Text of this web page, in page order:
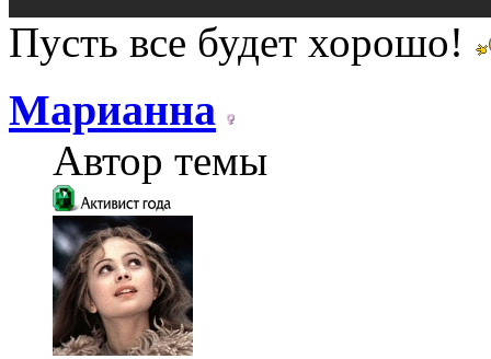
Пусть все будет хорошо!
Марианна
Автор темы